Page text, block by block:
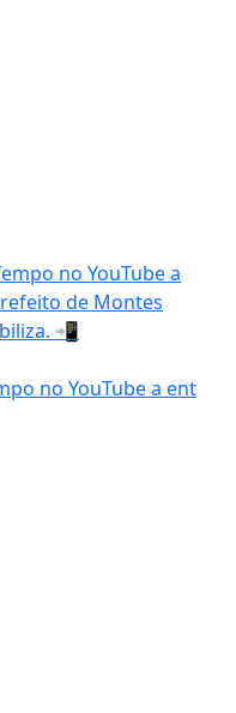
no YouTube a ent